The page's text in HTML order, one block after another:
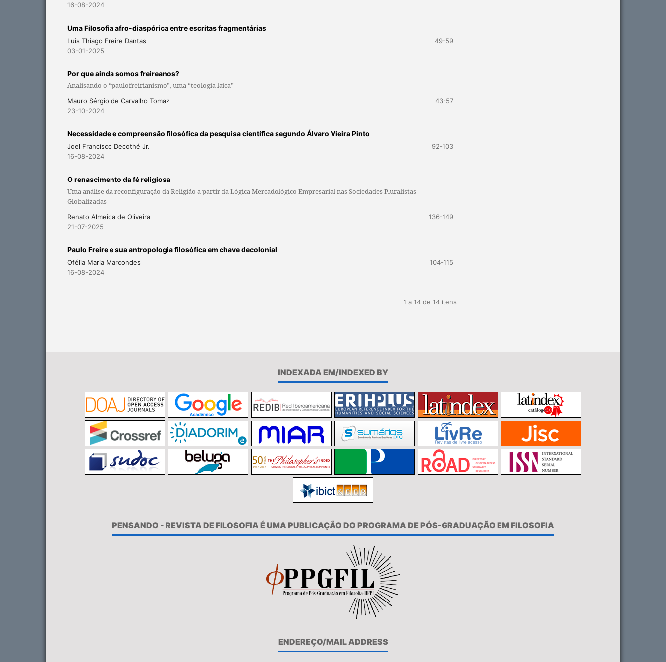
16-08-2024
Uma Filosofia afro-diaspórica entre escritas fragmentárias
Luis Thiago Freire Dantas
49-59
03-01-2025
Por que ainda somos freireanos?
Analisando o “paulofreirianismo”, uma “teologia laica”
Mauro Sérgio de Carvalho Tomaz
43-57
23-10-2024
Necessidade e compreensão filosófica da pesquisa científica segundo Álvaro Vieira Pinto
Joel Francisco Decothé Jr.
92-103
16-08-2024
O renascimento da fé religiosa
Uma análise da reconfiguração da Religião a partir da Lógica Mercadológico Empresarial nas Sociedades Pluralistas
Globalizadas
Renato Almeida de Oliveira
136-149
21-07-2025
Paulo Freire e sua antropologia filosófica em chave decolonial
Ofélia Maria Marcondes
104-115
16-08-2024
1 a 14 de 14 itens
INDEXADA EM/INDEXED BY
PENSANDO - REVISTA DE FILOSOFIA É UMA PUBLICAÇÃO DO PROGRAMA DE PÓS-GRADUAÇÃO EM FILOSOFIA
ENDEREÇO/MAIL ADDRESS